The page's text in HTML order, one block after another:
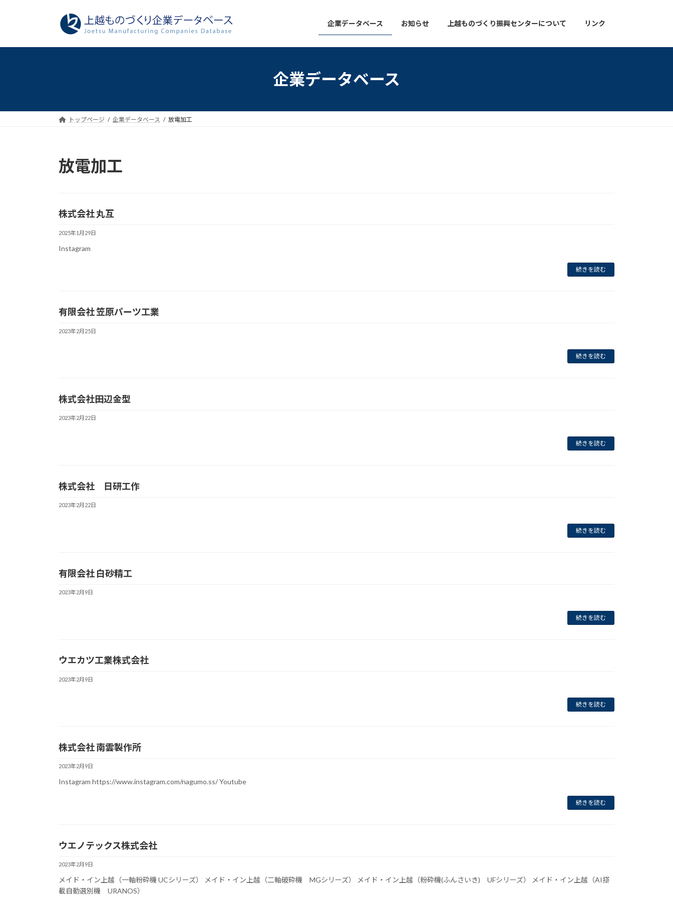
プ
動
企業データベース お知らせ 上越ものづくり振興センターについて リンク
企業データベース
トップページ 企業データベース 放電加工
放電加工
株式会社 丸互
2025年1月29日
Instagram
続きを読む
有限会社 笠原パーツ工業
2023年2月25日
続きを読む
株式会社田辺金型
2023年2月22日
続きを読む
株式会社 日研工作
2023年2月22日
続きを読む
有限会社 白砂精工
2023年2月9日
続きを読む
ウエカツ工業株式会社
2023年2月9日
続きを読む
株式会社 南雲製作所
2023年2月9日
Instagram https://www.instagram.com/nagumo.ss/ Youtube
続きを読む
ウエノテックス株式会社
2023年2月9日
メイド・イン上越（一軸粉砕機 UCシリーズ） メイド・イン上越（二軸破砕機 MGシリーズ） メイド・イン上越（粉砕機(ふんさいき) UFシリーズ） メイド・イン上越（AI搭
載自動選別機 URANOS）